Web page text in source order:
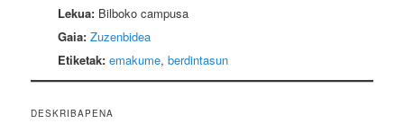
Lekua: Bilboko campusa
Gaia: Zuzenbidea
Etiketak: emakume,berdintasun
DESKRIBAPENA